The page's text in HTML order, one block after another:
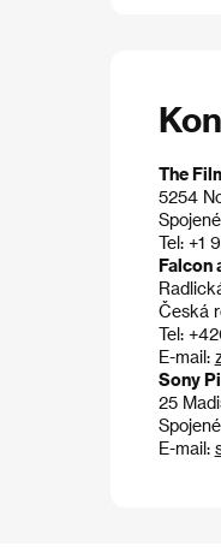
The
5254
Tel: +1
Falcon
Česká
Tel:
E-mail:
Sony
25
E-mail: